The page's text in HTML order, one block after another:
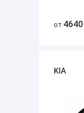
от 4640
KIA